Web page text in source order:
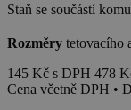
Staň se součástí
Rozměry tetovacího
145 Kč s DPH 478
Cena včetně DPH •